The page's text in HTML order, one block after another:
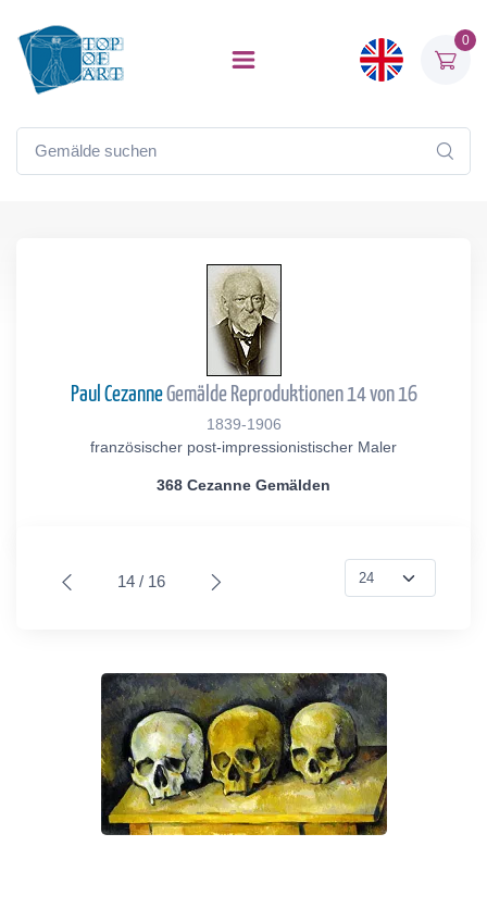
0
Paul CezanneGemälde Reproduktionen 14 von 16
1839-1906
französischer post-impressionistischer Maler
368 Cezanne Gemälden
14 / 16